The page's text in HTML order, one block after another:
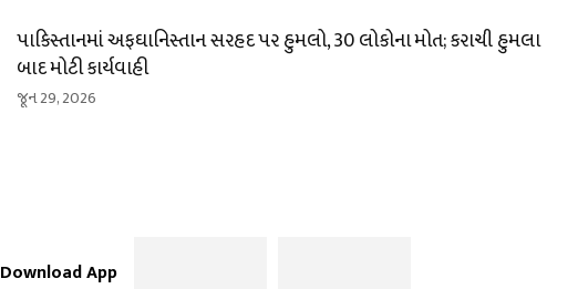
પાકિસ્તાનમાં અફઘાનિસ્તાન સરહદ પર હુમલો, 30 લોકોના મોત; કરાચી હુમલા
બાદ મોટી કાર્યવાહી
જૂન 29, 2026
Download App